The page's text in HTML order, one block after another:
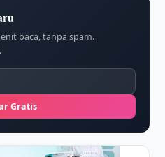
baca, tanpa spam.
Gratis